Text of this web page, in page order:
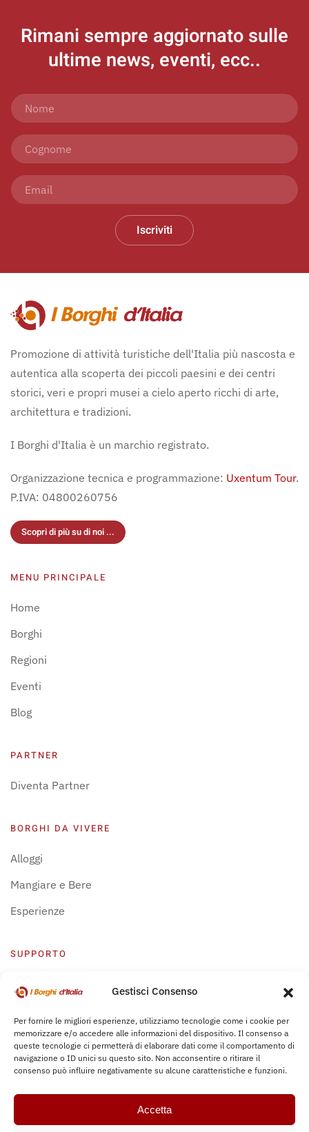
Gestisci Consenso
Per fornire le migliori esperienze, utilizziamo tecnologie come i cookie per
memorizzare e/o accedere alle informazioni del dispositivo. Il consenso a
queste tecnologie ci permetterà di elaborare dati come il comportamento di
navigazione o ID unici su questo sito. Non acconsentire o ritirare il
consenso può influire negativamente su alcune caratteristiche e funzioni.
Accetta
Rimani sempre aggiornato sulle
ultime news, eventi, ecc..
Iscriviti
Promozione di attività turistiche dell'Italia più nascosta e
autentica alla scoperta dei piccoli paesini e dei centri
storici, veri e propri musei a cielo aperto ricchi di arte,
architettura e tradizioni.
I Borghi d'Italia è un marchio registrato.
Organizzazione tecnica e programmazione: Uxentum Tour.
P.IVA: 04800260756
Scopri di più su di noi ...
MENU PRINCIPALE
Home
Borghi
Regioni
Eventi
Blog
PARTNER
Diventa Partner
BORGHI DA VIVERE
Alloggi
Mangiare e Bere
Esperienze
SUPPORTO
Centro Supporto
Leggi Bochure